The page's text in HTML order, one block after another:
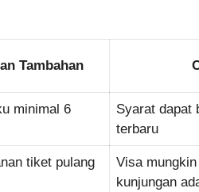
Tambahan
minimal 6
Syarat dapat
terbaru
tiket pulang
Visa
kunjungan